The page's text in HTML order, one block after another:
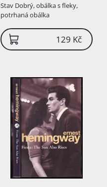
Stav Dobrý, obálka s fleky,
potrhaná obálka
129 Kč